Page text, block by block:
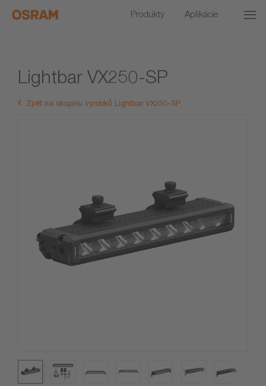
Produkty Aplikácie
Lightbar VX250-SP
Zpět na skupinu výrobků Lightbar VX250-SP